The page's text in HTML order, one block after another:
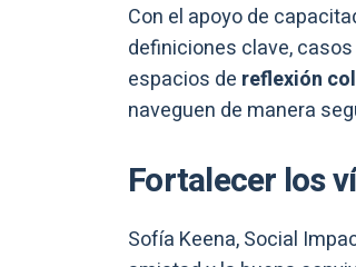
Con el apoyo de
definiciones clave,
espacios de reflexión
naveguen de manera
Fortalecer los
Sofía Keena, Social